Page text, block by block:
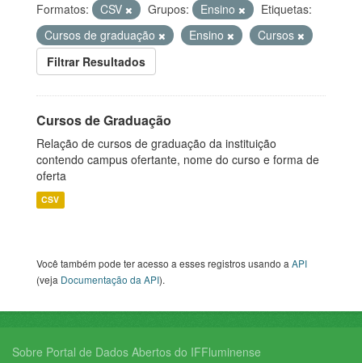
Formatos:
CSV Grupos: Ensino
Etiquetas:
Cursos de graduação
Ensino
Cursos
Filtrar Resultados
Cursos de Graduação
Relação de cursos de graduação da instituição
contendo campus ofertante, nome do curso e forma de
oferta
CSV
Você também pode ter acesso a esses registros usando aAPI
(veja Documentação da API).
Sobre Portal de Dados Abertos do IFFluminense